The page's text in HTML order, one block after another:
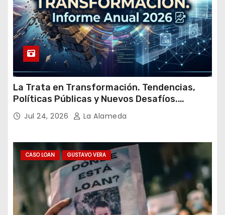
La Trata en Transformación. Tendencias,
Políticas Públicas y Nuevos Desafíos.
Argentina y el Mundo – Julio 2026
Jul 24, 2026 La Alameda
CASO LOAN GUSTAVO VERA